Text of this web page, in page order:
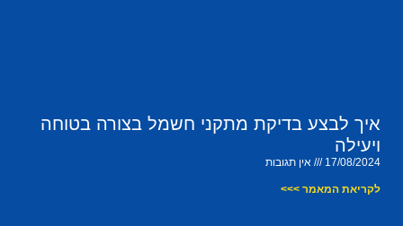
איך לבצע בדיקת מתקני חשמל בצורה בטוחה
ויעילה
17/08/2024 אין תגובות
לקריאת המאמר >>>